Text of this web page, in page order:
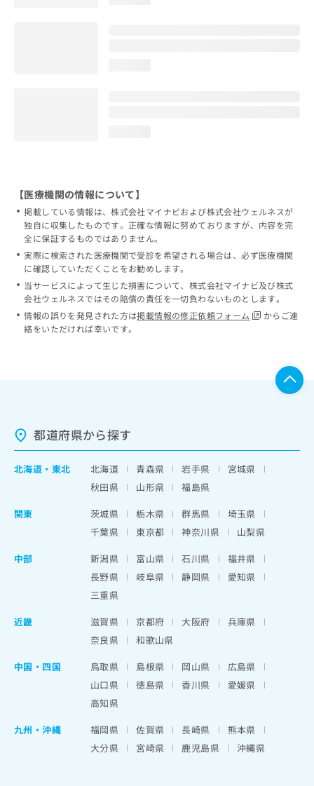
【医療機関の情報について】
掲載している情報は、株式会社マイナビおよび株式会社ウェルネスが
独自に収集したものです。正確な情報に努めておりますが、内容を完
全に保証するものではありません。
実際に検索された医療機関で受診を希望される場合は、必ず医療機関
に確認していただくことをお勧めします。
当サービスによって生じた損害について、株式会社マイナビ及び株式
会社ウェルネスではその賠償の責任を一切負わないものとします。
情報の誤りを発見された方は掲載情報の修正依頼フォーム
からご連
絡をいただければ幸いです。
都道府県から探す
北海道 ・ 東北 北海道 青森県 岩手県
宮城県
秋田県
山形県
福島県
関東
茨城県 栃木県 群馬県
埼玉県
千葉県
東京都 神奈川県
山梨県
中部
新潟県 富山県 石川県
福井県
長野県
岐阜県 静岡県
愛知県
三重県
近畿
滋賀県 京都府 大阪府
兵庫県
奈良県
和歌山県
中国・四国
鳥取県 島根県 岡山県
広島県
山口県
徳島県 香川県
愛媛県
高知県
九州・沖縄
福岡県 佐賀県 長崎県
熊本県
大分県
宮崎県 鹿児島県 沖縄県